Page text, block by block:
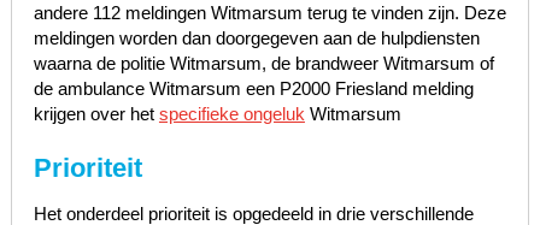
andere 112 meldingen Witmarsum terug te vinden zijn. Deze
meldingen worden dan doorgegeven aan de hulpdiensten
waarna de politie Witmarsum, de brandweer Witmarsum of
de ambulance Witmarsum een P2000 Friesland melding
krijgen over het specifieke ongeluk Witmarsum
Prioriteit
Het onderdeel prioriteit is opgedeeld in drie verschillende